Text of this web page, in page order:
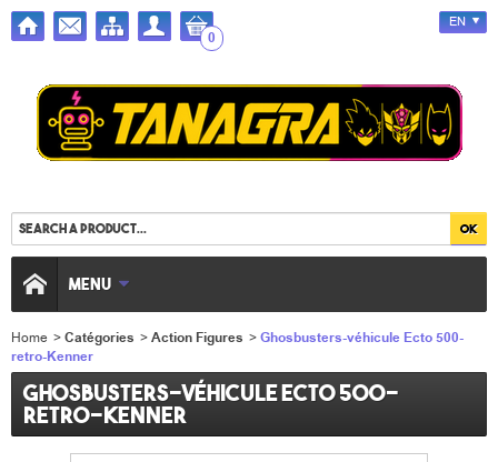
0
EN
MENU
Home >Catégories >Action Figures >Ghosbusters-véhicule Ecto 500-
retro-Kenner
Ghosbusters-véhicule Ecto 500-
retro-Kenner